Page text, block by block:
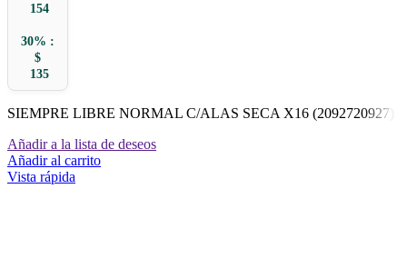
154
30% :
$
135
SIEMPRE LIBRE NORMAL C/ALAS SECA X16 (2092720927)
Añadir a la lista de deseos
Añadir al carrito
Vista rápida